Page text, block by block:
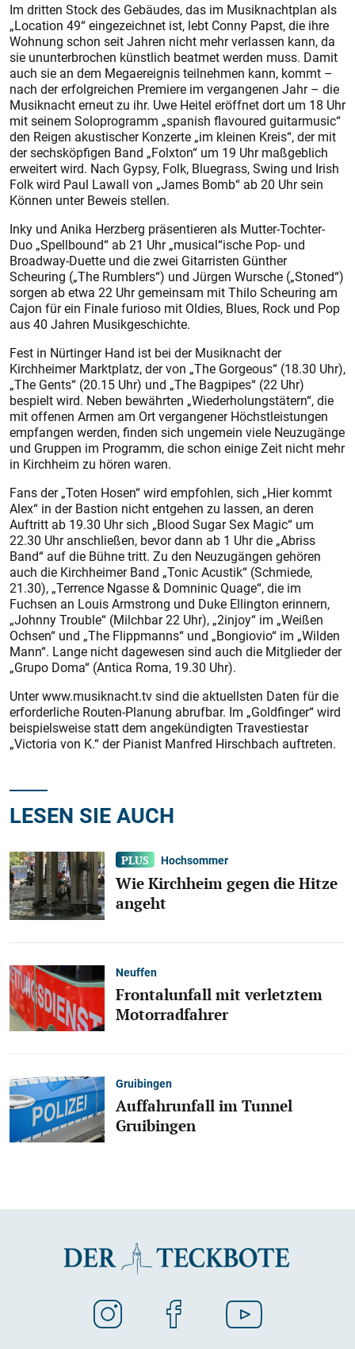
Im dritten Stock des Gebäudes, das im Musiknachtplan als
„Location 49“ eingezeichnet ist, lebt Conny Papst, die ihre
Wohnung schon seit Jahren nicht mehr verlassen kann, da
sie ununterbrochen künstlich beatmet werden muss. Damit
auch sie an dem Megaereignis teilnehmen kann, kommt –
nach der erfolgreichen Premiere im vergangenen Jahr – die
Musiknacht erneut zu ihr. Uwe Heitel eröffnet dort um 18 Uhr
mit seinem Soloprogramm „spanish flavoured guitarmusic“
den Reigen akustischer Konzerte „im kleinen Kreis“, der mit
der sechsköpfigen Band „Folxton“ um 19 Uhr maßgeblich
erweitert wird. Nach Gypsy, Folk, Bluegrass, Swing und Irish
Folk wird Paul Lawall von „James Bomb“ ab 20 Uhr sein
Können unter Beweis stellen.
Inky und Anika Herzberg präsentieren als Mutter-Tochter-
Duo „Spellbound“ ab 21 Uhr „musical“ische Pop- und
Broadway-Duette und die zwei Gitarristen Günther
Scheuring („The Rumblers“) und Jürgen Wursche („Stoned“)
sorgen ab etwa 22 Uhr gemeinsam mit Thilo Scheuring am
Cajon für ein Finale furioso mit Oldies, Blues, Rock und Pop
aus 40 Jahren Musikgeschichte.
Fest in Nürtinger Hand ist bei der Musiknacht der
Kirchheimer Marktplatz, der von „The Gorgeous“ (18.30 Uhr),
„The Gents“ (20.15 Uhr) und „The Bagpipes“ (22 Uhr)
bespielt wird. Neben bewährten „Wiederholungstätern“, die
mit offenen Armen am Ort vergangener Höchstleistungen
empfangen werden, finden sich ungemein viele Neuzugänge
und Gruppen im Programm, die schon einige Zeit nicht mehr
in Kirchheim zu hören waren.
Fans der „Toten Hosen“ wird empfohlen, sich „Hier kommt
Alex“ in der Bastion nicht entgehen zu lassen, an deren
Auftritt ab 19.30 Uhr sich „Blood Sugar Sex Magic“ um
22.30 Uhr anschließen, bevor dann ab 1 Uhr die „Abriss
Band“ auf die Bühne tritt. Zu den Neuzugängen gehören
auch die Kirchheimer Band „Tonic Acustik“ (Schmiede,
21.30), „Terrence Ngasse & Domninic Quage“, die im
Fuchsen an Louis Armstrong und Duke Ellington erinnern,
„Johnny Trouble“ (Milchbar 22 Uhr), „2injoy“ im „Weißen
Ochsen“ und „The Flippmanns“ und „Bongiovio“ im „Wilden
Mann“. Lange nicht dagewesen sind auch die Mitglieder der
„Grupo Doma“ (Antica Roma, 19.30 Uhr).
Unter www.musiknacht.tv sind die aktuellsten Daten für die
erforderliche Routen-Planung abrufbar. Im „Goldfinger“ wird
beispielsweise statt dem angekündigten Travestiestar
„Victoria von K.“ der Pianist Manfred Hirschbach auftreten.
LESEN SIE AUCH
Hochsommer
Wie Kirchheim gegen die Hitze
angeht
Neuffen
Frontalunfall mit verletztem
Motorradfahrer
Gruibingen
Auffahrunfall im Tunnel
Gruibingen